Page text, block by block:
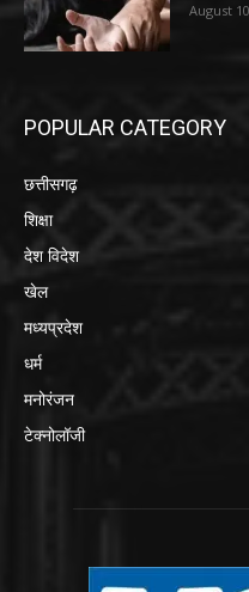
August
POPULAR CATEGORY
छत्तीसगढ़
शिक्षा
देश विदेश
खेल
मध्यप्रदेश
धर्म
मनोरंजन
टेक्नोलॉजी